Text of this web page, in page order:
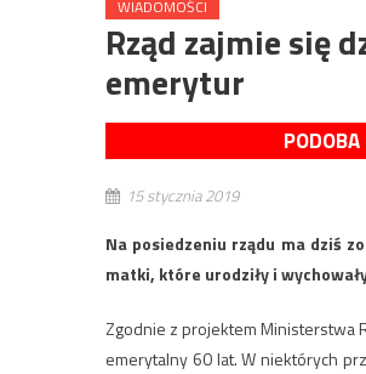
WIADOMOŚCI
Rząd zajmie się
emerytur
15 stycznia 2019
Na posiedzeniu rządu ma dziś
matki, które urodziły i
Zgodnie z projektem Ministerstwa
emerytalny 60 lat. W niektórych